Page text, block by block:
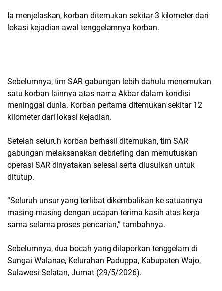
Ia menjelaskan, korban ditemukan sekitar 3 kilometer dari
lokasi kejadian awal tenggelamnya korban.
Sebelumnya, tim SAR gabungan lebih dahulu menemukan
satu korban lainnya atas nama Akbar dalam kondisi
meninggal dunia. Korban pertama ditemukan sekitar 12
kilometer dari lokasi kejadian.
Setelah seluruh korban berhasil ditemukan, tim SAR
gabungan melaksanakan debriefing dan memutuskan
operasi SAR dinyatakan selesai serta diusulkan untuk
ditutup.
“Seluruh unsur yang terlibat dikembalikan ke satuannya
masing-masing dengan ucapan terima kasih atas kerja
sama selama proses pencarian,” tambahnya.
Sebelumnya, dua bocah yang dilaporkan tenggelam di
Sungai Walanae, Kelurahan Paduppa, Kabupaten Wajo,
Sulawesi Selatan, Jumat (29/5/2026).